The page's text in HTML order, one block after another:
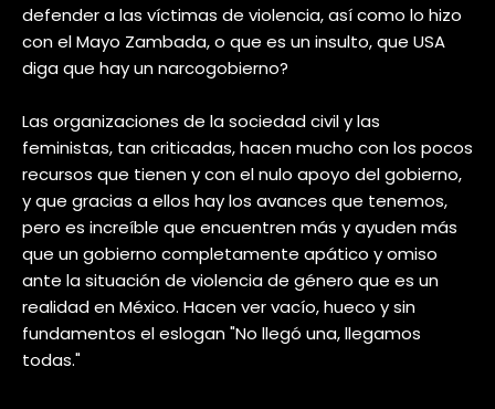
defender a las víctimas de violencia, así como lo hizo
con el Mayo Zambada, o que es un insulto, que USA
diga que hay un narcogobierno?
Las organizaciones de la sociedad civil y las
feministas, tan criticadas, hacen mucho con los pocos
recursos que tienen y con el nulo apoyo del gobierno,
y que gracias a ellos hay los avances que tenemos,
pero es increíble que encuentren más y ayuden más
que un gobierno completamente apático y omiso
ante la situación de violencia de género que es un
realidad en México. Hacen ver vacío, hueco y sin
fundamentos el eslogan "No llegó una, llegamos
todas."